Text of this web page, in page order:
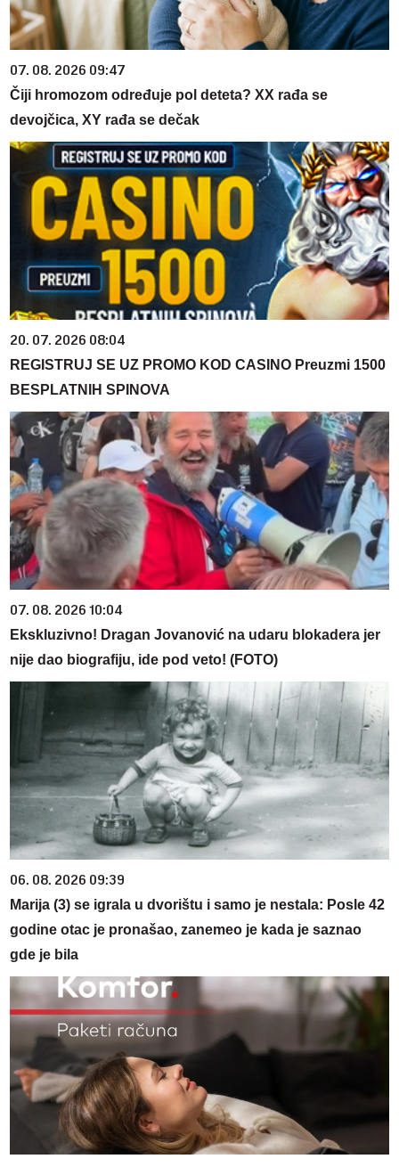
07. 08. 2026 09:47
Čiji hromozom određuje pol deteta? XX rađa se
devojčica, XY rađa se dečak
20. 07. 2026 08:04
REGISTRUJ SE UZ PROMO KOD CASINO Preuzmi 1500
BESPLATNIH SPINOVA
07. 08. 2026 10:04
Ekskluzivno! Dragan Jovanović na udaru blokadera jer
nije dao biografiju, ide pod veto! (FOTO)
06. 08. 2026 09:39
Marija (3) se igrala u dvorištu i samo je nestala: Posle 42
godine otac je pronašao, zanemeo je kada je saznao
gde je bila